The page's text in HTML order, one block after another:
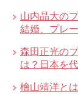
山内晶大の
結婚、プレ
森田正光の
は？日本を
檜山靖洋と